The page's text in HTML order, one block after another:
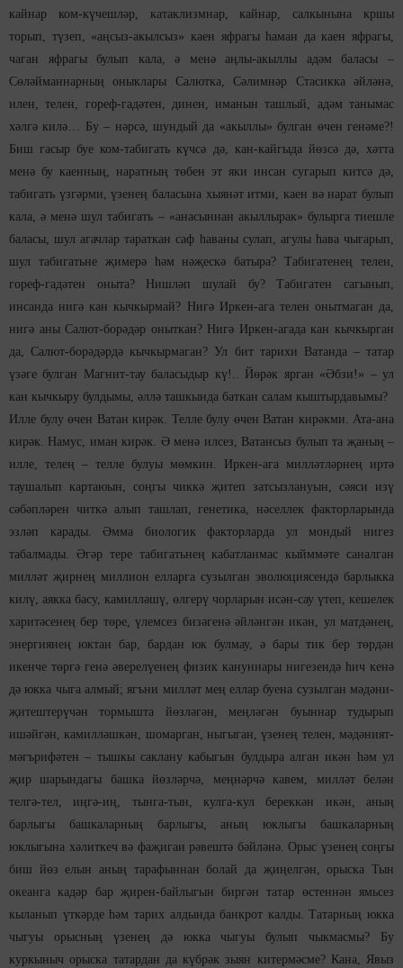
кайнар ком-күчешләр, катаклизмнар, кайнар, салкынына кршы
торып, түзеп, «аңсыз-акылсыз» каен яфрагы һаман да каен яфрагы,
чаган яфрагы булып кала, ә менә аңлы-акыллы адәм баласы –
Сөләйманнарның оныклары Салютка, Сәлимнәр Стасикка әйләнә,
илен, телен, гореф-гадәтен, динен, иманын ташлый, адәм танымас
хәлгә килә… Бу – нәрсә, шундый да «акыллы» булган өчен генәме?!
Биш гасыр буе ком-табигать күчсә дә, кан-кайгыда йөзсә дә, хәтта
менә бу каенның, наратның төбен эт яки инсан сугарып китсә дә,
табигать үзгәрми, үзенең баласына хыянәт итми, каен вә нарат булып
кала, ә менә шул табигать – «анасыннан акыллырак» булырга тиешле
баласы, шул агачлар тараткан саф һаваны сулап, агулы һава чыгарып,
шул табигатьне җимерә һәм нәҗескә батыра? Табигатенең телен,
гореф-гадәтен оныта? Нишләп шулай бу? Табигатен сагынып,
инсанда нигә кан кычкырмай? Нигә Иркен-ага телен онытмаган да,
нигә аны Салют-борәдәр оныткан? Нигә Иркен-агада кан кычкырган
да, Салют-борәдәрдә кычкырмаган? Ул бит тарихи Ватанда – татар
үзәге булган Магнит-тау баласыдыр кү!.. Йөрәк ярган «Әбзи!» – ул
кан кычкыру булдымы, әллә ташкында баткан салам кыштырдавымы?
Илле булу өчен Ватан кирәк. Телле булу өчен Ватан кирәкми. Ата-ана
кирәк. Намус, иман кирәк. Ә менә илсез, Ватансыз булып та җаның –
илле, телең – телле булуы мөмкин. Иркен-ага милләтләрнең иртә
таушалып картаюын, соңгы чиккә җитеп затсызлануын, сәяси изү
сәбәпләрен читкә алып ташлап, генетика, нәселлек факторларында
эзләп карады. Әмма биологик факторларда ул мондый нигез
табалмады. Әгәр тере табигатьнең кабатланмас кыйммәте саналган
милләт җирнең миллион елларга сузылган эволюциясендә барлыкка
килү, аякка басу, камилләшү, өлгерү чорларын исән-сау үтеп, кешелек
харитәсенең бер төре, үлемсез бизәгенә әйләнгән икән, ул матдәнең,
энергиянең юктан бар, бардан юк булмау, ә бары тик бер төрдән
икенче төргә генә әверелүенең физик кануннары нигезендә һич кенә
дә юкка чыга алмый; ягъни милләт мең еллар буена сузылган мәдәни-
җитештерүчән тормышта йөзләгән, меңләгән буыннар тудырып
ишәйгән, камилләшкән, шомарган, ныгыган, үзенең телен, мәдәният-
мәгърифәтен – тышкы саклану кабыгын булдыра алган икән һәм ул
җир шарындагы башка йөзләрчә, меңнәрчә кавем, милләт белән
телгә-тел, иңгә-иң, тынга-тын, кулга-кул береккән икән, аның
барлыгы башкаларның барлыгы, аның юклыгы башкаларның
юклыгына хәлиткеч вә фаҗигаи рәвештә бәйләнә. Орыс үзенең соңгы
биш йөз елын аның тарафыннан болай да җиңелгән, орыска Тын
океанга кадәр бар җирен-байлыгын биргән татар өстеннән ямьсез
кыланып үткәрде һәм тарих алдында банкрот калды. Татарның юкка
чыгуы орысның үзенең дә юкка чыгуы булып чыкмасмы? Бу
куркыныч орыска татардан да күбрәк зыян китермәсме? Кана, Явыз